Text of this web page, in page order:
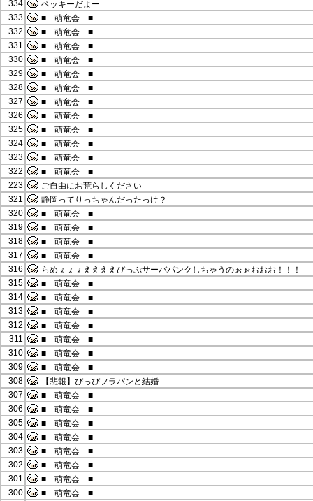
334
ベッキーだよー
333
■ 萌竜会 ■
332
■ 萌竜会 ■
331
■ 萌竜会 ■
330
■ 萌竜会 ■
329
■ 萌竜会 ■
328
■ 萌竜会 ■
327
■ 萌竜会 ■
326
■ 萌竜会 ■
325
■ 萌竜会 ■
324
■ 萌竜会 ■
323
■ 萌竜会 ■
322
■ 萌竜会 ■
223
ご自由にお荒らしください
321
静岡ってりっちゃんだったっけ？
320
■ 萌竜会 ■
319
■ 萌竜会 ■
318
■ 萌竜会 ■
317
■ 萌竜会 ■
316
らめぇぇぇええええびっぷサーバパンクしちゃうのぉぉおおお！！！
315
■ 萌竜会 ■
314
■ 萌竜会 ■
313
■ 萌竜会 ■
312
■ 萌竜会 ■
311
■ 萌竜会 ■
310
■ 萌竜会 ■
309
■ 萌竜会 ■
308
【悲報】ぴっぴフラパンと結婚
307
■ 萌竜会 ■
306
■ 萌竜会 ■
305
■ 萌竜会 ■
304
■ 萌竜会 ■
303
■ 萌竜会 ■
302
■ 萌竜会 ■
301
■ 萌竜会 ■
300
■ 萌竜会 ■